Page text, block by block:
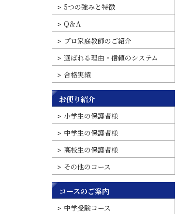
5つの強みと特徴
Q＆A
プロ家庭教師のご紹介
選ばれる理由・信頼のシステム
合格実績
お便り紹介
小学生の保護者様
中学生の保護者様
高校生の保護者様
その他のコース
コースのご案内
中学受験コース